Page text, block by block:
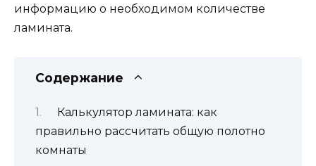
информацию о необходимом количестве
ламината.
Содержание
Калькулятор ламината: как
правильно рассчитать общую полотно
комнаты